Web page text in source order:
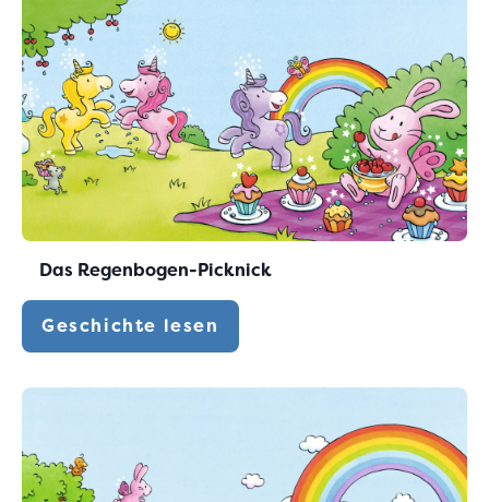
Das Regenbogen-Picknick
Geschichte lesen